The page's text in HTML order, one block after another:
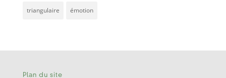
triangulaire émotion
Plan du site